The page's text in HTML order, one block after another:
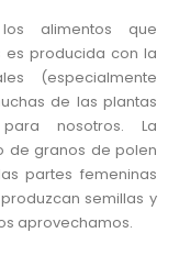
alimentos que
es producida con la
(especialmente
de las plantas
nosotros. La
de granos de polen
partes femeninas
semillas y
aprovechamos.